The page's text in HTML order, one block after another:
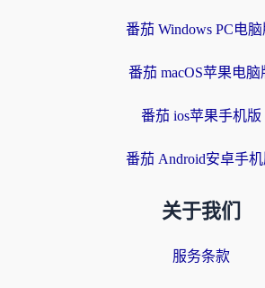
番茄 Windows PC电脑
番茄 macOS苹果电脑
番茄 ios苹果手机版
番茄 Android安卓手
关于我们
服务条款